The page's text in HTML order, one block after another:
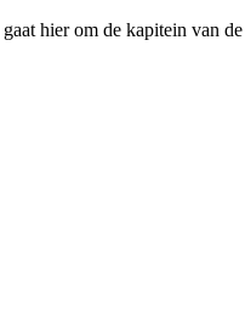
hier om de kapitein van